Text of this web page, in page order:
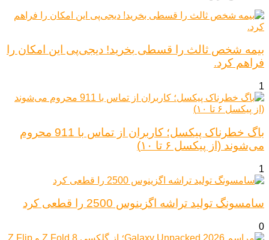
بیمه شخص ثالث را قسطی بخرید! دیجی‌پی این امکان را
فراهم کرد.
1
باگ خطرناک پیکسل؛ کاربران از تماس با 911 محروم
می‌شوند (از پیکسل ۶ تا ۱۰)
1
سامسونگ تولید تراشه اگزینوس 2500 را قطعی کرد
0